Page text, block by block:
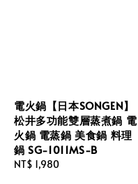
電火鍋【日本SONGEN】
松井多功能雙層蒸煮鍋 電
火鍋 電蒸鍋 美食鍋 料理
鍋 SG-1011MS-B
Regular
NT$ 1,980